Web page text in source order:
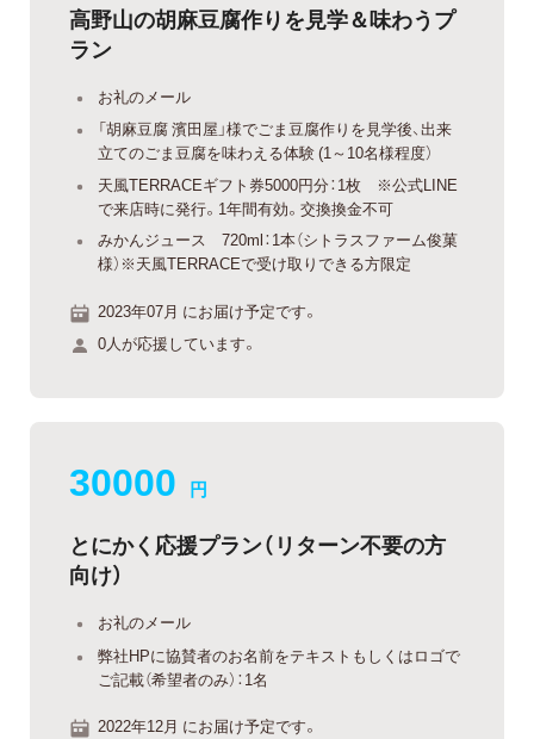
高野山の胡麻豆腐作りを見学＆味わうプ
ラン
お礼のメール
「胡麻豆腐 濱田屋」様でごま豆腐作りを見学後、出来
立てのごま豆腐を味わえる体験 (1～10名様程度）
天風TERRACEギフト券5000円分：1枚 ※公式LINE
で来店時に発行。1年間有効。交換換金不可
みかんジュース 720ml：1本（シトラスファーム俊菓
様）※天風TERRACEで受け取りできる方限定
2023年07月 にお届け予定です。
0人が応援しています。
30000 円
とにかく応援プラン（リターン不要の方
向け）
お礼のメール
弊社HPに協賛者のお名前をテキストもしくはロゴで
ご記載（希望者のみ）：1名
2022年12月 にお届け予定です。